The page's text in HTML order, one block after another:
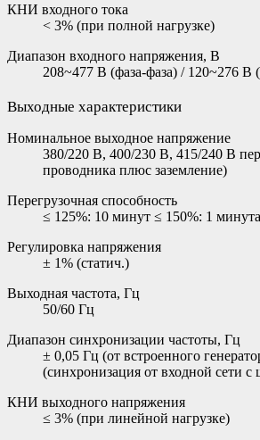
КНИ входного тока
< 3% (при полной нагрузке)
Диапазон входного напряжения, В
208~477 В (фаза-фаза) / 120~276 В
Выходные характеристики
Номинальное выходное напряжение
380/220 В, 400/230 В, 415/240 В
проводника плюс заземление)
Перегрузочная способность
≤ 125%: 10 минут ≤ 150%: 1 минута
Регулировка напряжения
± 1% (статич.)
Выходная частота, Гц
50/60 Гц
Диапазон синхронизации частоты, Гц
± 0,05 Гц (от встроенного
(синхронизация от входной сети
КНИ выходного напряжения
≤ 3% (при линейной нагрузке)